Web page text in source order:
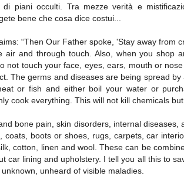
piani occulti. Tra mezze verità e
bene che cosa dice costui...
“Then Our Father spoke, 'Stay away from
air and through touch. Also, when you shop
not touch your face, eyes, ears, mouth or
The germs and diseases are being spread
or fish and either boil your water or
cook everything. This will not kill chemicals
bone pain, skin disorders, internal
coats, boots or shoes, rugs, carpets, car
cotton, linen and wool. These can be
car lining and upholstery. I tell you all this to
unheard of visible maladies.